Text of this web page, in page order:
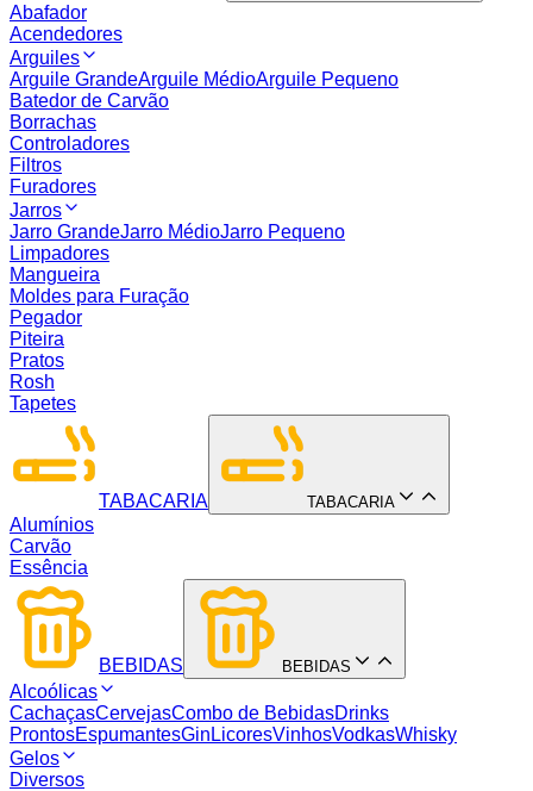
Abafador
Acendedores
Arguiles
Arguile GrandeArguile MédioArguile Pequeno
Batedor de Carvão
Borrachas
Controladores
Filtros
Furadores
Jarros
Jarro GrandeJarro MédioJarro Pequeno
Limpadores
Mangueira
Moldes para Furação
Pegador
Piteira
Pratos
Rosh
Tapetes
TABACARIA TABACARIA
Alumínios
Carvão
Essência
BEBIDAS BEBIDAS
Alcoólicas
CachaçasCervejasCombo de BebidasDrinks
ProntosEspumantesGin LicoresVinhosVodkasWhisky
Gelos
Diversos